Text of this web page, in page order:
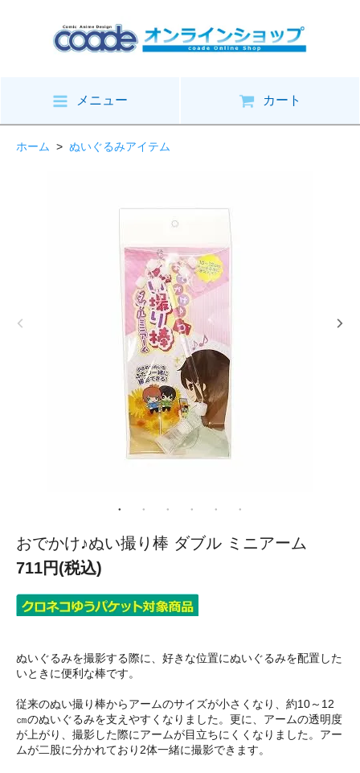
メニュー カート
ホーム > ぬいぐるみアイテム
おでかけ♪ぬい撮り棒 ダブル ミニアーム
711円(税込)
ぬいぐるみを撮影する際に、好きな位置にぬいぐるみを配置した
いときに便利な棒です。
従来のぬい撮り棒からアームのサイズが小さくなり、約10～12
㎝のぬいぐるみを支えやすくなりました。更に、アームの透明度
が上がり、撮影した際にアームが目立ちにくくなりました。アー
ムが二股に分かれており2体一緒に撮影できます。